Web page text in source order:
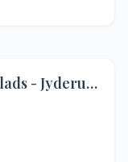
Shelter, Vedsøvang Naturlejrplads - Jyderupstien